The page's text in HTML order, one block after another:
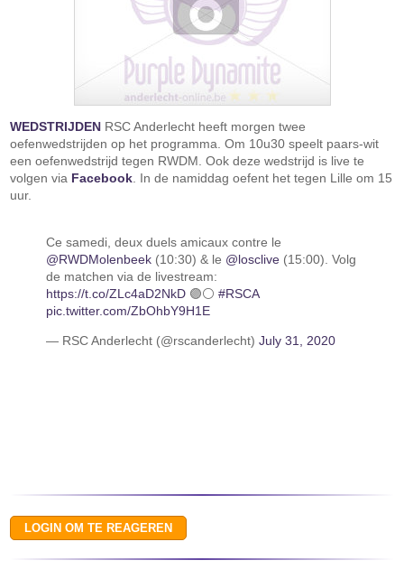
WEDSTRIJDEN RSC Anderlecht heeft morgen twee
oefenwedstrijden op het programma. Om 10u30 speelt paars-wit
een oefenwedstrijd tegen RWDM. Ook deze wedstrijd is live te
volgen via Facebook . In de namiddag oefent het tegen Lille om 15
uur.
Ce samedi, deux duels amicaux contre le
@RWDMolenbeek (10:30) & le @losclive (15:00). Volg
de matchen via de livestream:
https://t.co/ZLc4aD2NkD 🟣⚪#RSCA
pic.twitter.com/ZbOhbY9H1E
— RSC Anderlecht (@rscanderlecht)July 31, 2020